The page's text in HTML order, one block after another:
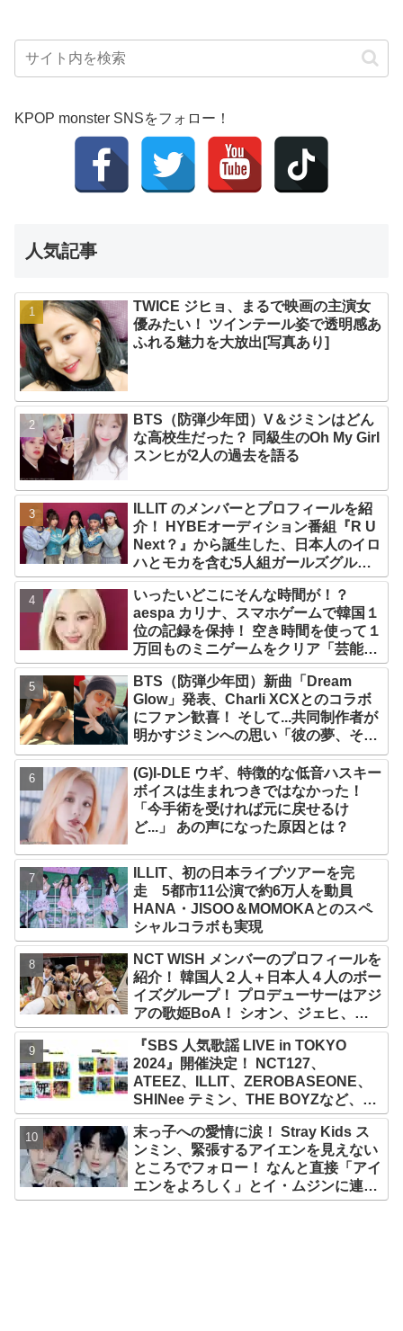
KPOP monster SNSをフォロー！
人気記事
TWICE ジヒョ、まるで映画の主演女
優みたい！ ツインテール姿で透明感あ
ふれる魅力を大放出[写真あり]
BTS（防弾少年団）V＆ジミンはどん
な高校生だった？ 同級生のOh My Girl
スンヒが2人の過去を語る
ILLIT のメンバーとプロフィールを紹
介！ HYBEオーディション番組『R U
Next？』から誕生した、日本人のイロ
ハとモカを含む5人組ガールズグルー
プ！ デビュー曲「Magnetic」がいき
なりの大ヒット
いったいどこにそんな時間が！？
aespa カリナ、スマホゲームで韓国１
位の記録を保持！ 空き時間を使って１
万回ものミニゲームをクリア「芸能人
たちが時間がないと言っているのは全
部嘘」
BTS（防弾少年団）新曲「Dream
Glow」発表、Charli XCXとのコラボ
にファン歓喜！ そして...共同制作者が
明かすジミンへの思い「彼の夢、そし
て彼の絶望から生まれた歌」
(G)I-DLE ウギ、特徴的な低音ハスキー
ボイスは生まれつきではなかった！
「今手術を受ければ元に戻せるけ
ど...」 あの声になった原因とは？
ILLIT、初の日本ライブツアーを完
走 5都市11公演で約6万人を動員
HANA・JISOO＆MOMOKAとのスペ
シャルコラボも実現
NCT WISH メンバーのプロフィールを
紹介！ 韓国人２人＋日本人４人のボー
イズグループ！ プロデューサーはアジ
アの歌姫BoA！ シオン、ジェヒ、リ
ク、ユウシ、リョウ、サクヤの魅力を
徹底解説
『SBS 人気歌謡 LIVE in TOKYO
2024』開催決定！ NCT127、
ATEEZ、ILLIT、ZEROBASEONE、
SHINee テミン、THE BOYZなど、豪
華アーティスト出演決定！ 10月12
日・13日、さいたまスーパーアリーナ
にて
末っ子への愛情に涙！ Stray Kids ス
ンミン、緊張するアイエンを見えない
ところでフォロー！ なんと直接「アイ
エンをよろしく」とイ・ムジンに連
絡… 愛にあふれたエピソードにファン